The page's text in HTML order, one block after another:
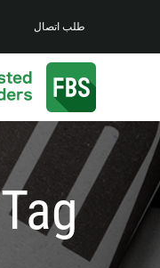
طلب اتصال
Tag - جيوبوليتيكس